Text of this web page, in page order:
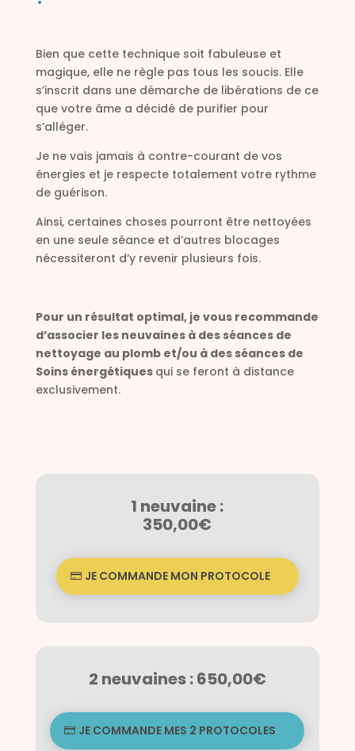
Bien que cette technique soit fabuleuse et
magique, elle ne règle pas tous les soucis. Elle
s’inscrit dans une démarche de libérations de ce
que votre âme a décidé de purifier pour
s’alléger.
Je ne vais jamais à contre-courant de vos
énergies et je respecte totalement votre rythme
de guérison.
Ainsi, certaines choses pourront être nettoyées
en une seule séance et d’autres blocages
nécessiteront d’y revenir plusieurs fois.
Pour un résultat optimal, je vous recommande
d’associer les neuvaines à des séances de
nettoyage au plomb et/ou à des séances de
Soins énergétiques qui se feront à distance
exclusivement.
1 neuvaine :
350,00€
JE COMMANDE MON PROTOCOLE
2 neuvaines : 650,00€
JE COMMANDE MES 2 PROTOCOLES